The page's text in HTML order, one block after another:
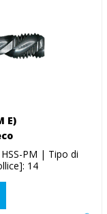
E)
PM | Tipo di
14